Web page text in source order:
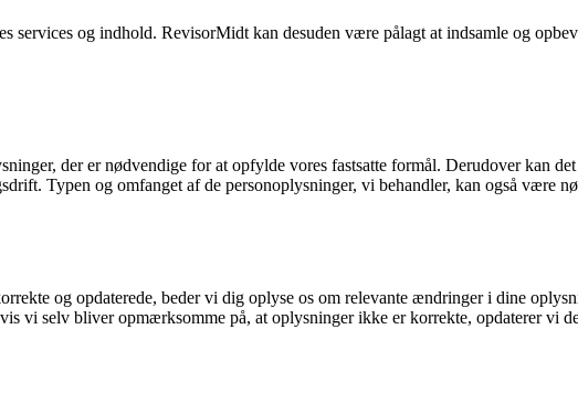
services og indhold. RevisorMidt kan desuden være pålagt at indsamle og
der er nødvendige for at opfylde vores fastsatte formål. Derudover kan
Typen og omfanget af de personoplysninger, vi behandler, kan også være
og opdaterede, beder vi dig oplyse os om relevante ændringer i dine
vi selv bliver opmærksomme på, at oplysninger ikke er korrekte, opdaterer vi